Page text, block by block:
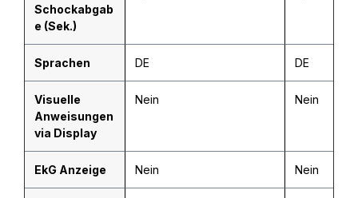
Schockabgab
e (Sek.)
Sprachen DE DE
Visuelle
Anweisungen
via Display
Nein Nein
EkG Anzeige Nein Nein